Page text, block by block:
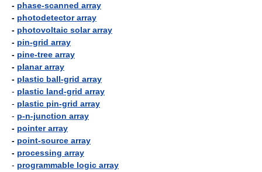
- phase-scanned array
- photodetector array
- photovoltaic solar array
- pin-grid array
- pine-tree array
- planar array
- plastic ball-grid array
- plastic land-grid array
- plastic pin-grid array
- p-n-junction array
- pointer array
- point-source array
- processing array
- programmable logic array